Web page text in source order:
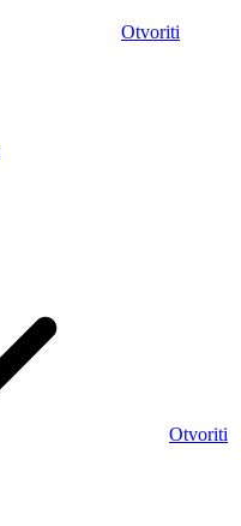
Otvoriti
Otvoriti